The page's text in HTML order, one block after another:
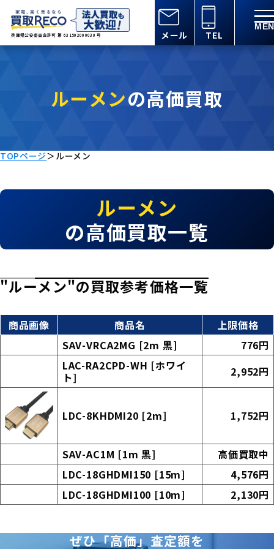
兵庫県公安委員会許可 第 631502000030 号 メール TEL
ルーメンの高価買取
TOPページ＞ ルーメン
ルーメン
の高価買取一覧
"ルーメン"の買取参考価格一覧
商品画像 商品名
上限価格
SAV-VRCA2MG [2m 黒]
776円
LAC-RA2CPD-WH [ホワイ
ト]
2,952円
LDC-8KHDMI20 [2m] 1,752円
SAV-AC1M [1m 黒]
高価買取中
LDC-18GHDMI150 [15m]
4,576円
LDC-18GHDMI100 [10m]
2,130円
ぜひ「高価」査定額を